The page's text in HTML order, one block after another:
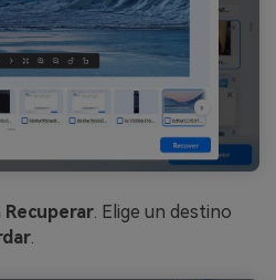
Recuperar. Elige un destino
.